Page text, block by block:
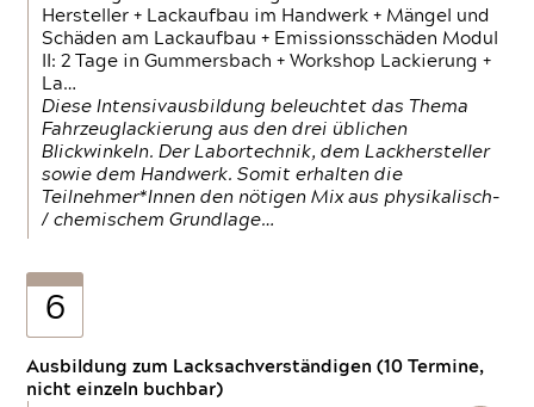
Hersteller + Lackaufbau im Handwerk + Mängel und
Schäden am Lackaufbau + Emissionsschäden Modul
II: 2 Tage in Gummersbach + Workshop Lackierung +
La…
Diese Intensivausbildung beleuchtet das Thema
Fahrzeuglackierung aus den drei üblichen
Blickwinkeln. Der Labortechnik, dem Lackhersteller
sowie dem Handwerk. Somit erhalten die
Teilnehmer*Innen den nötigen Mix aus physikalisch-
/ chemischem Grundlage…
6
Ausbildung zum Lacksachverständigen (10 Termine,
nicht einzeln buchbar)